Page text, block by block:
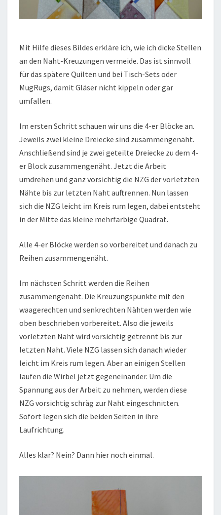
Mit Hilfe dieses Bildes erkläre ich, wie ich dicke Stellen
an den Naht-Kreuzungen vermeide. Das ist sinnvoll
für das spätere Quilten und bei Tisch-Sets oder
MugRugs, damit Gläser nicht kippeln oder gar
umfallen.
Im ersten Schritt schauen wir uns die 4-er Blöcke an.
Jeweils zwei kleine Dreiecke sind zusammengenäht.
Anschließend sind je zwei geteilte Dreiecke zu dem 4-
er Block zusammengenäht. Jetzt die Arbeit
umdrehen und ganz vorsichtig die NZG der vorletzten
Nähte bis zur letzten Naht auftrennen. Nun lassen
sich die NZG leicht im Kreis rum legen, dabei entsteht
in der Mitte das kleine mehrfarbige Quadrat.
Alle 4-er Blöcke werden so vorbereitet und danach zu
Reihen zusammengenäht.
Im nächsten Schritt werden die Reihen
zusammengenäht. Die Kreuzungspunkte mit den
waagerechten und senkrechten Nähten werden wie
oben beschrieben vorbereitet. Also die jeweils
vorletzten Naht wird vorsichtig getrennt bis zur
letzten Naht. Viele NZG lassen sich danach wieder
leicht im Kreis rum legen. Aber an einigen Stellen
laufen die Wirbel jetzt gegeneinander. Um die
Spannung aus der Arbeit zu nehmen, werden diese
NZG vorsichtig schräg zur Naht eingeschnitten.
Sofort legen sich die beiden Seiten in ihre
Laufrichtung.
Alles klar? Nein? Dann hier noch einmal.